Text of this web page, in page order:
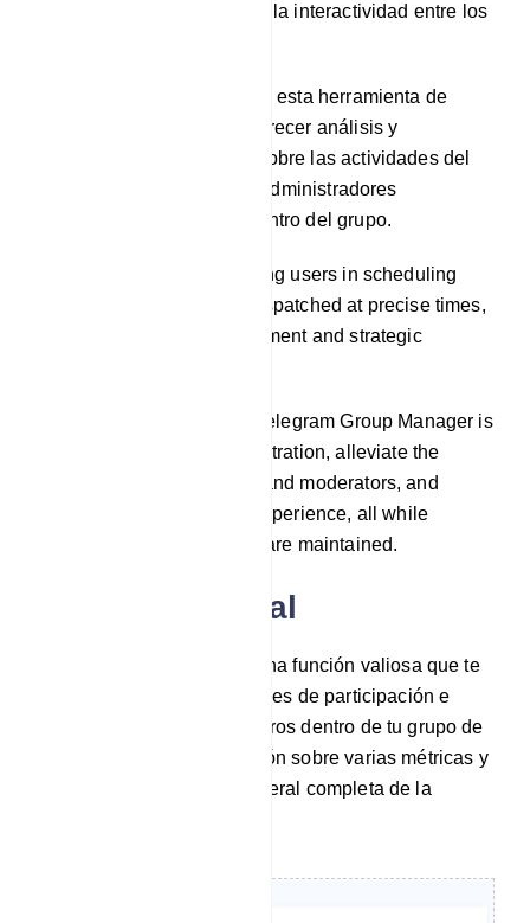
cultivando el compromiso y la interactividad entre los
Análisis: En algunos casos, esta herramienta de
gestión de grupos puede ofrecer análisis y
conocimientos completos sobre las actividades del
grupo, lo que facilita a los administradores
comprender la dinámica dentro del grupo.
Scheduled Posts: Facilitating users in scheduling
messages or posts to be dispatched at precise times,
facilitating content management and strategic
The central objective of a Telegram Group Manager is
to streamline group administration, alleviate the
burdens on administrators and moderators, and
elevate the overall group experience, all while
ensuring order and control are maintained.
Actividad grupal
La actividad del grupo es una función valiosa que te
permite monitorear los niveles de participación e
interacciones de los miembros dentro de tu grupo de
Telegram. Ofrece información sobre varias métricas y
brinda una descripción general completa de la